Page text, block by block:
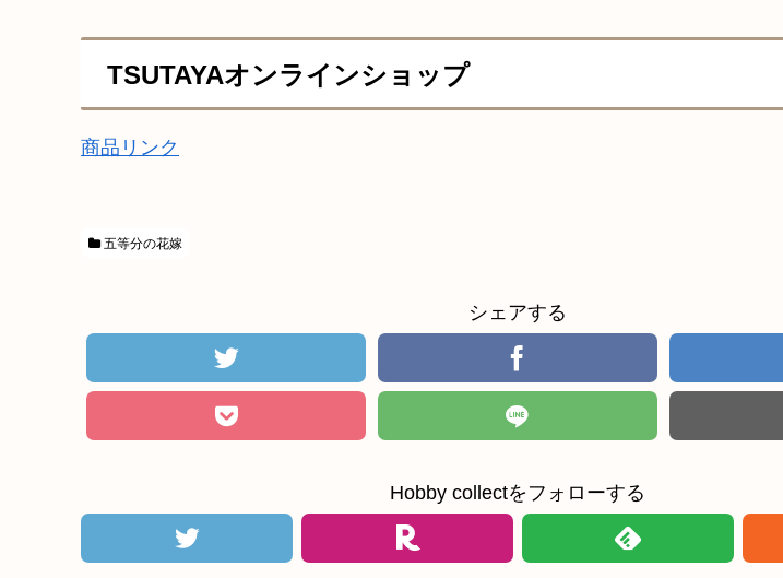
TSUTAYAオンラインショップ
商品リンク
五等分の花嫁
シェアする
Hobby collectをフォローする